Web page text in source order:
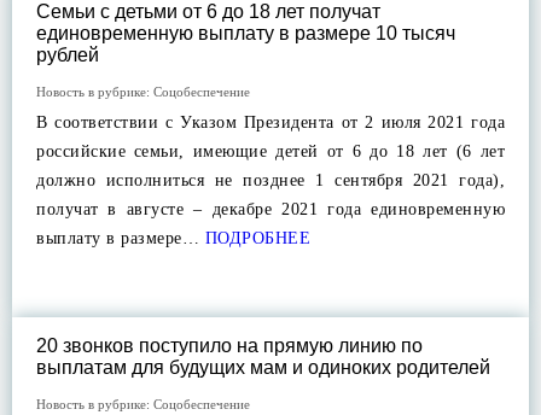
Семьи с детьми от 6 до 18 лет получат
единовременную выплату в размере 10 тысяч
рублей
Новость в рубрике: Соцобеспечение
В соответствии с Указом Президента от 2 июля 2021 года
российские семьи, имеющие детей от 6 до 18 лет (6 лет
должно исполниться не позднее 1 сентября 2021 года),
получат в августе – декабре 2021 года единовременную
выплату в размере… ПОДРОБНЕЕ
20 звонков поступило на прямую линию по
выплатам для будущих мам и одиноких родителей
Новость в рубрике: Соцобеспечение